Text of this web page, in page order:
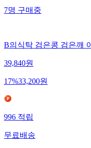
7명구매중
B의식탁 검은콩 검은깨
39,840원
17%33,200원
996적립
무료배송